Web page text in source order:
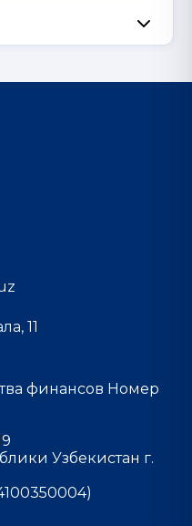
11
финансов Номер
Узбекистан г.